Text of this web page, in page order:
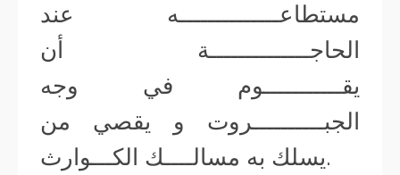
مستطاعــــــــــــــه عند
الحاجــــــــــــــة أن
يقـــــــــــوم في وجه
الجبــــــــــروت و يقصي من
يسلك به مسالــــك الكـــوارث.